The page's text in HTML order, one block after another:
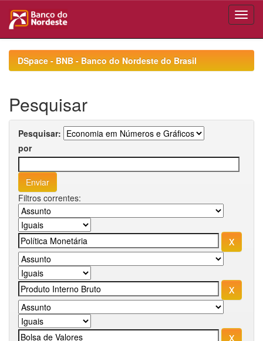
navigationDSpace - BNB - Banco do Nordeste do Brasil
Pesquisar
Pesquisar:
por
Filtros correntes: